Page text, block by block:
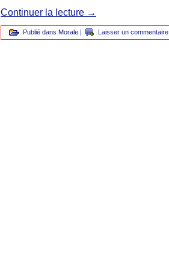
Continuer la lecture →
Publié dans Morale Laisser un commentaire